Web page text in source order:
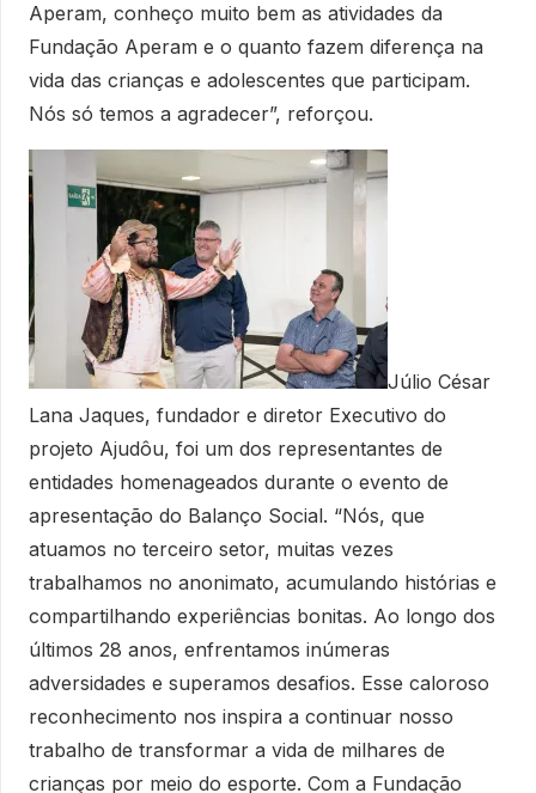
Aperam, conheço muito bem as atividades da
Fundação Aperam e o quanto fazem diferença na
vida das crianças e adolescentes que participam.
Nós só temos a agradecer”, reforçou.
Júlio César
Lana Jaques, fundador e diretor Executivo do
projeto Ajudôu, foi um dos representantes de
entidades homenageados durante o evento de
apresentação do Balanço Social. “Nós, que
atuamos no terceiro setor, muitas vezes
trabalhamos no anonimato, acumulando histórias e
compartilhando experiências bonitas. Ao longo dos
últimos 28 anos, enfrentamos inúmeras
adversidades e superamos desafios. Esse caloroso
reconhecimento nos inspira a continuar nosso
trabalho de transformar a vida de milhares de
crianças por meio do esporte. Com a Fundação